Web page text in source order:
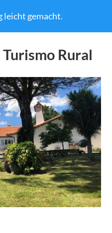
leicht gemacht.
Rural